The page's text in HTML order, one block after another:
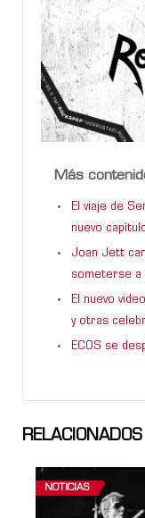
Más
El viaje de
nuevo
Joan Jett
someterse a
El nuevo
y otras
ECOS se
RELACIONADOS
NOTICIAS